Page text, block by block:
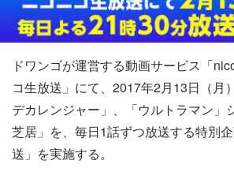
ドワンゴが運営する動画サービス「
コ生放送」にて、2017年2月13日（月
デカレンジャー」、「ウルトラマン」
芝居」を、毎日1話ずつ放送する特別
送」を実施する。